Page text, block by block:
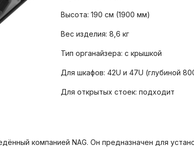
Высота: 190 см (1900 мм)
Вес изделия: 8,6 кг
Тип органайзера: с крышкой
Для шкафов: 42U и 47U (глубиной
Для открытых стоек: подходит
компанией NAG. Он предназначен для